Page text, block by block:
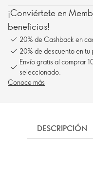
¡Conviértete en
beneficios!
20% de Cashback en
20% de descuento en
Envío gratis al comprar
seleccionado.
Conoce más
DESCRIPCIÓN